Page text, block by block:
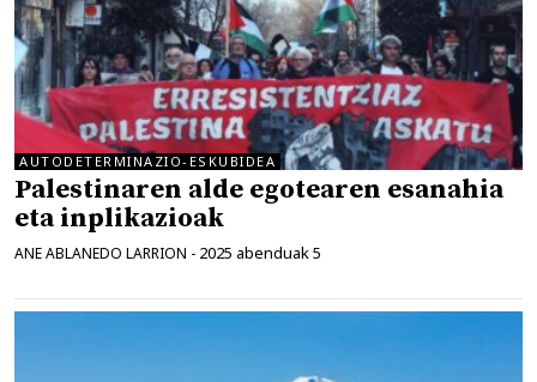
AUTODETERMINAZIO-ESKUBIDEA
Palestinaren alde egotearen esanahia
eta inplikazioak
ANE ABLANEDO LARRION - 2025 abenduak 5